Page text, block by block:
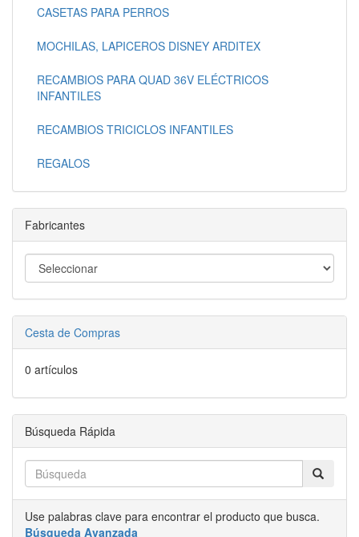
CASETAS PARA PERROS
MOCHILAS, LAPICEROS DISNEY ARDITEX
RECAMBIOS PARA QUAD 36V ELÉCTRICOS
INFANTILES
RECAMBIOS TRICICLOS INFANTILES
REGALOS
Fabricantes
Cesta de Compras
0 artículos
Búsqueda Rápida
Use palabras clave para encontrar el producto que busca.
Búsqueda Avanzada